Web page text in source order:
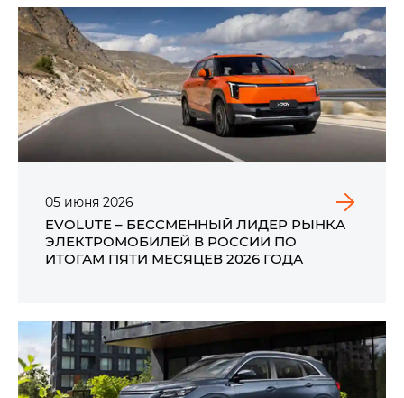
05 июня 2026
EVOLUTE – БЕССМЕННЫЙ ЛИДЕР РЫНКА
ЭЛЕКТРОМОБИЛЕЙ В РОССИИ ПО
ИТОГАМ ПЯТИ МЕСЯЦЕВ 2026 ГОДА